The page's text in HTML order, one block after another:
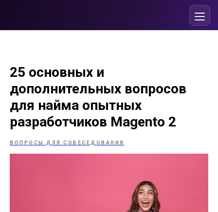
25 основных и
дополнительных вопросов
для найма опытных
разработчиков Magento 2
ВОПРОСЫ ДЛЯ СОБЕСЕДОВАНИЯ